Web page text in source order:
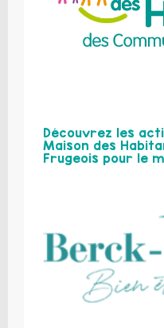
Découvrez les
Maison des
Frugeois pour le